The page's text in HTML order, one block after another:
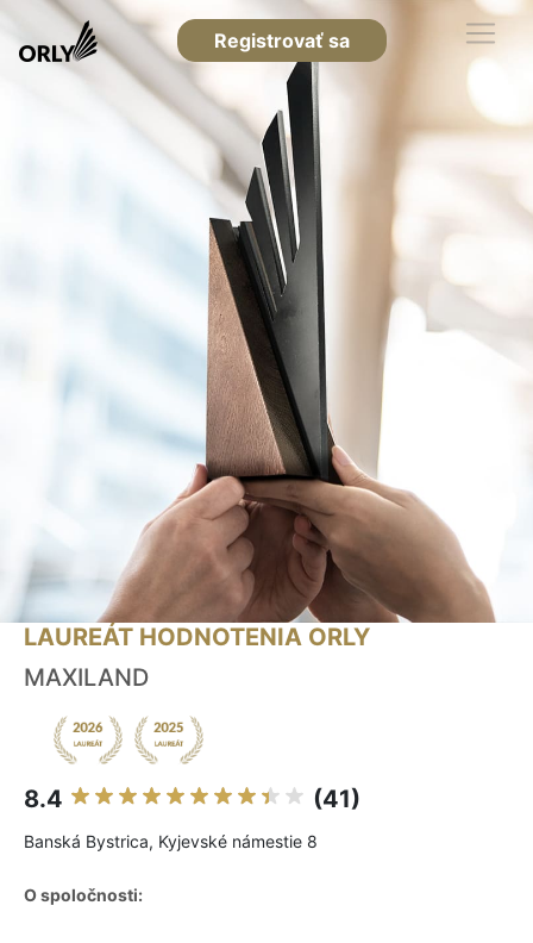
Registrovať sa
LAUREÁT HODNOTENIA ORLY
MAXILAND
8.4 (41)
Banská Bystrica, Kyjevské námestie 8
O spoločnosti: